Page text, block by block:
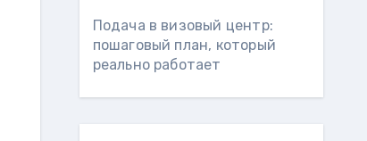
Подача в визовый центр:
пошаговый план, который
реально работает